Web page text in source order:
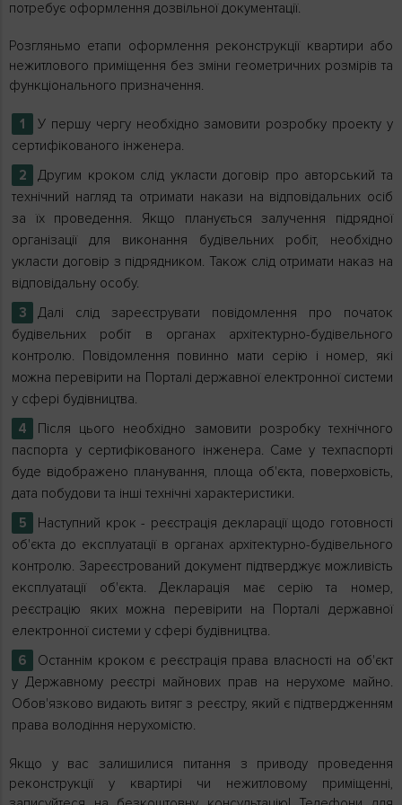
потребує оформлення дозвільної документації.
Розгляньмо етапи оформлення реконструкції квартири або
нежитлового приміщення без зміни геометричних розмірів та
функціонального призначення.
У першу чергу необхідно замовити розробку проекту у
сертифікованого інженера.
Другим кроком слід укласти договір про авторський та
технічний нагляд та отримати накази на відповідальних осіб
за їх проведення. Якщо планується залучення підрядної
організації для виконання будівельних робіт, необхідно
укласти договір з підрядником. Також слід отримати наказ на
відповідальну особу.
Далі слід зареєструвати повідомлення про початок
будівельних робіт в органах архітектурно-будівельного
контролю. Повідомлення повинно мати серію і номер, які
можна перевірити на Порталі державної електронної системи
у сфері будівництва.
Після цього необхідно замовити розробку технічного
паспорта у сертифікованого інженера. Саме у техпаспорті
буде відображено планування, площа об'єкта, поверховість,
дата побудови та інші технічні характеристики.
Наступний крок - реєстрація декларації щодо готовності
об'єкта до експлуатації в органах архітектурно-будівельного
контролю. Зареєстрований документ підтверджує можливість
експлуатації об'єкта. Декларація має серію та номер,
реєстрацію яких можна перевірити на Порталі державної
електронної системи у сфері будівництва.
Останнім кроком є ​​реєстрація права власності на об'єкт
у Державному реєстрі майнових прав на нерухоме майно.
Обов'язково видають витяг з реєстру, який є підтвердженням
права володіння нерухомістю.
Якщо у вас залишилися питання з приводу проведення
реконструкції у квартирі чи нежитловому приміщенні,